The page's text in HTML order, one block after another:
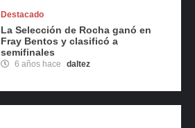
Destacado
La Selección de Rocha ganó en
Fray Bentos y clasificó a
semifinales
6 años hace daltez